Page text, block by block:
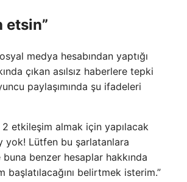
etsin”
medya hesabından yaptığı
çıkan asılsız haberlere tepki
paylaşımında şu ifadeleri
2 etkileşim almak için yapılacak
yok! Lütfen bu şarlatanlara
buna benzer hesaplar hakkında
başlatılacağını belirtmek isterim.”